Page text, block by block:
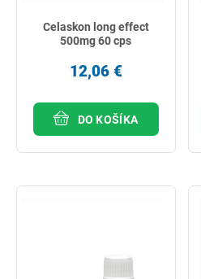
Celaskon long effect
500mg 60 cps
12,06 €
DO KOŠÍKA